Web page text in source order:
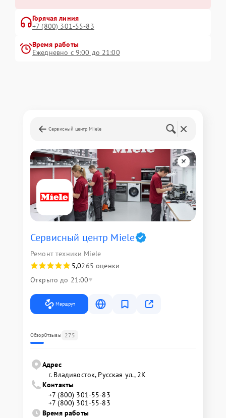
Горячая линия
+7 (800) 301-55-83
Время работы
Ежедневно с 9:00 до 21:00
Сервисный центр Miele
Сервисный центр Miele
Ремонт техники Miele
5,0265 оценки
Открыто до 21:00
Маршрут
ОбзорОтзывы 275
Адрес
г. Владивосток, Русская ул., 2К
Контакты
+7 (800) 301-55-83
+7 (800) 301-55-83
Время работы